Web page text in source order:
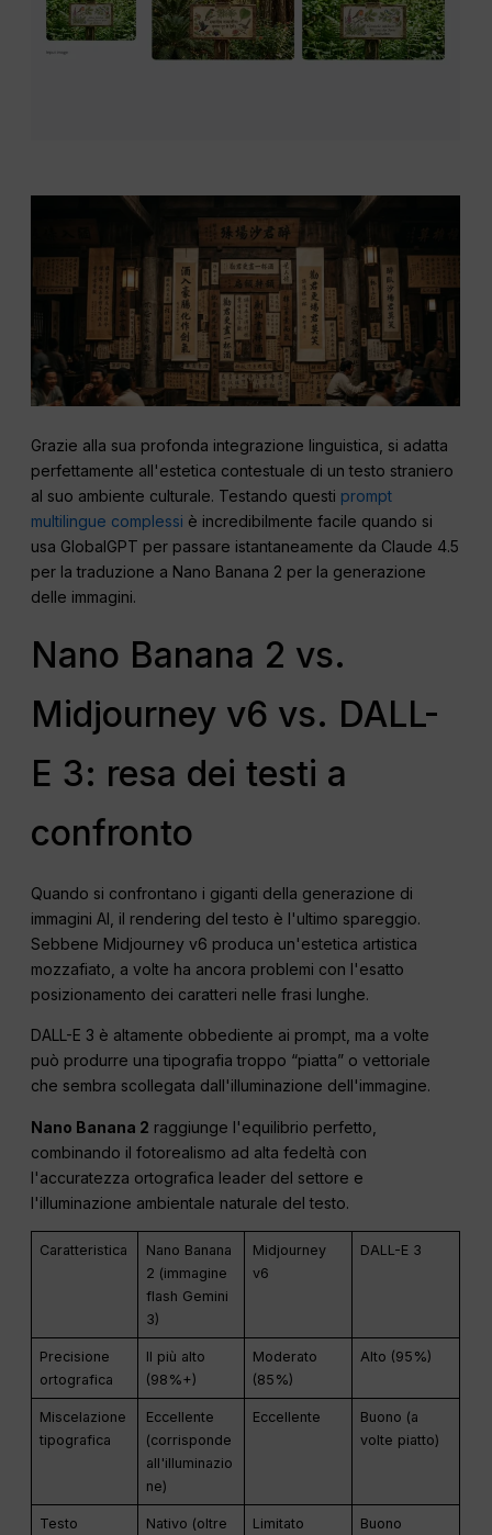
Grazie alla sua profonda integrazione linguistica, si adatta
perfettamente all'estetica contestuale di un testo straniero
al suo ambiente culturale. Testando questi prompt
multilingue complessi è incredibilmente facile quando si
usa GlobalGPT per passare istantaneamente da Claude 4.5
per la traduzione a Nano Banana 2 per la generazione
delle immagini.
Nano Banana 2 vs.
Midjourney v6 vs. DALL-
E 3: resa dei testi a
confronto
Quando si confrontano i giganti della generazione di
immagini AI, il rendering del testo è l'ultimo spareggio.
Sebbene Midjourney v6 produca un'estetica artistica
mozzafiato, a volte ha ancora problemi con l'esatto
posizionamento dei caratteri nelle frasi lunghe.
DALL-E 3 è altamente obbediente ai prompt, ma a volte
può produrre una tipografia troppo “piatta” o vettoriale
che sembra scollegata dall'illuminazione dell'immagine.
Nano Banana 2 raggiunge l'equilibrio perfetto,
combinando il fotorealismo ad alta fedeltà con
l'accuratezza ortografica leader del settore e
l'illuminazione ambientale naturale del testo.
Caratteristica
Nano Banana
2 (immagine
flash Gemini
3)
Midjourney
v6
DALL-E 3
Precisione
ortografica
Il più alto
(98%+)
Moderato
(85%)
Alto (95%)
Miscelazione
tipografica
Eccellente
(corrisponde
all'illuminazio
ne)
Eccellente
Buono (a
volte piatto)
Testo
Nativo (oltre
Limitato Buono